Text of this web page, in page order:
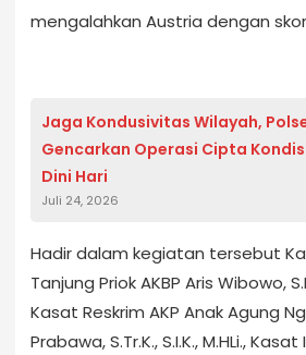
mengalahkan Austria dengan
Jaga Kondusivitas Wilayah,
Gencarkan Operasi Cipta
Dini Hari
Juli 24, 2026
Hadir dalam kegiatan tersebut
Tanjung Priok AKBP Aris Wibowo,
Kasat Reskrim AKP Anak Agung
Prabawa, S.Tr.K., S.I.K., M.HLi.,